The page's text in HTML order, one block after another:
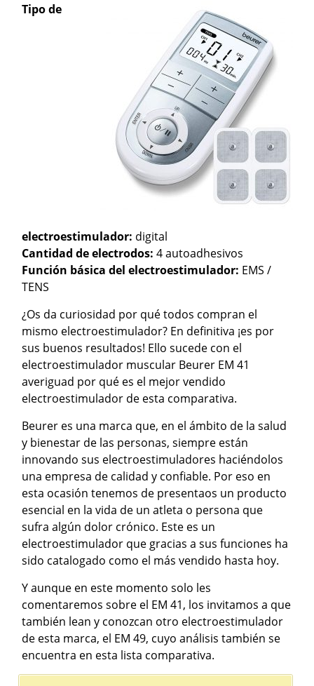
Tipo de
electroestimulador: digital
Cantidad de electrodos:4 autoadhesivos
Función básica del electroestimulador: EMS /
TENS
¿Os da curiosidad por qué todos compran el
mismo electroestimulador? En definitiva ¡es por
sus buenos resultados! Ello sucede con el
electroestimulador muscular Beurer EM 41
averiguad por qué es el mejor vendido
electroestimulador de esta comparativa.
Beurer es una marca que, en el ámbito de la salud
y bienestar de las personas, siempre están
innovando sus electroestimuladores haciéndolos
una empresa de calidad y confiable. Por eso en
esta ocasión tenemos de presentaos un producto
esencial en la vida de un atleta o persona que
sufra algún dolor crónico. Este es un
electroestimulador que gracias a sus funciones ha
sido catalogado como el más vendido hasta hoy.
Y aunque en este momento solo les
comentaremos sobre el EM 41, los invitamos a que
también lean y conozcan otro electroestimulador
de esta marca, el EM 49, cuyo análisis también se
encuentra en esta lista comparativa.